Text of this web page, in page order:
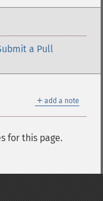
a Pull
＋ add a note
for this page.